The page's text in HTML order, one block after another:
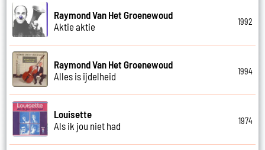
Raymond Van Het Groenewoud
Aktie aktie
1992
Raymond Van Het Groenewoud
Alles is ijdelheid
1994
Louisette
Als ik jou niet had
1974